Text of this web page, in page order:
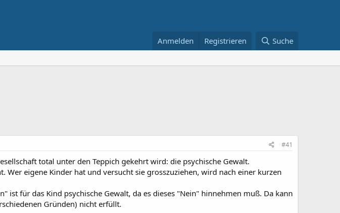
Anmelden Registrieren Suche
#41
total unter den Teppich gekehrt wird: die psychische Gewalt.
Wer eigene Kinder hat und versucht sie grosszuziehen, wird nach einer kurzen
ist für das Kind psychische Gewalt, da es dieses "Nein" hinnehmen muß. Da kann
Gründen) nicht erfüllt.